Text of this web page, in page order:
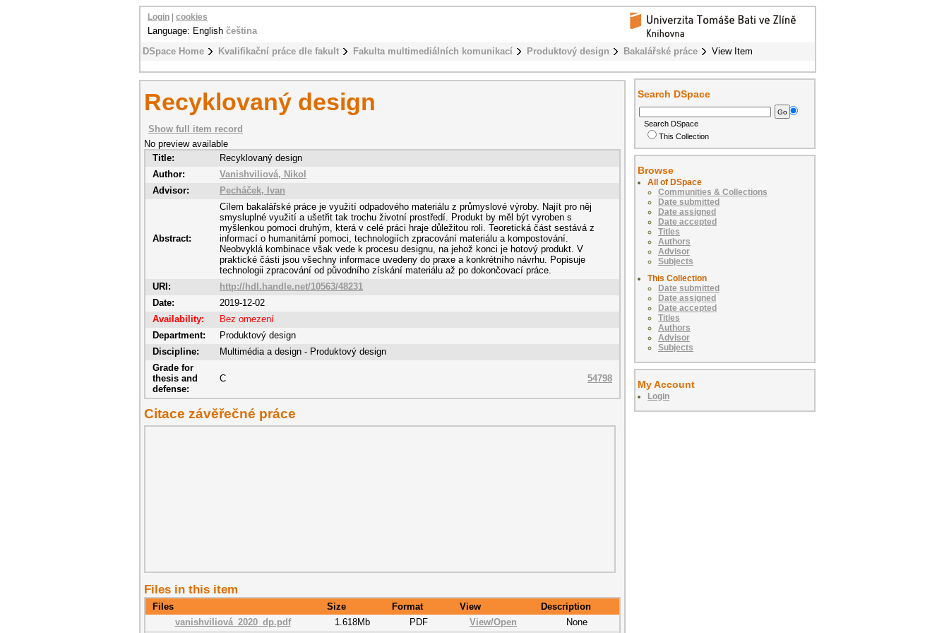
DSpace Home Kvalifikační práce dle fakult Fakulta multimediálních komunikací Produktový design Bakalářské práce View Item
Login cookies
Language: English čeština
Recyklovaný design
Show full item record
No preview available
Title:
Recyklovaný design
Author:
Vanishviliová, Nikol
Advisor:
Pecháček, Ivan
Abstract:
Cílem bakalářské práce je využití odpadového materiálu z průmyslové výroby. Najít pro něj
smysluplné využití a ušetřit tak trochu životní prostředí. Produkt by měl být vyroben s
myšlenkou pomoci druhým, která v celé práci hraje důležitou roli. Teoretická část sestává z
informací o humanitární pomoci, technologiích zpracování materiálu a kompostování.
Neobvyklá kombinace však vede k procesu designu, na jehož konci je hotový produkt. V
praktické části jsou všechny informace uvedeny do praxe a konkrétního návrhu. Popisuje
technologii zpracování od původního získání materiálu až po dokončovací práce.
URI:
http://hdl.handle.net/10563/48231
Date:
2019-12-02
Availability:
Bez omezení
Department:
Produktový design
Discipline:
Multimédia a design - Produktový design
Grade for
thesis and
defense:
C 54798
Citace závěřečné práce
Files in this item
Files Size Format View
Description
vanishviliová_2020_dp.pdf
1.618Mb PDF View/Open
None
Search DSpace
Search DSpace
This Collection
Browse
All of DSpace
Communities & Collections
Date submitted
Date assigned
Date accepted
Titles
Authors
Advisor
Subjects
This Collection
Date submitted
Date assigned
Date accepted
Titles
Authors
Advisor
Subjects
My Account
Login